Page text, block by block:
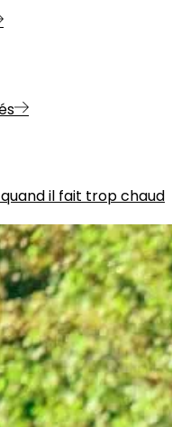
il fait trop chaud